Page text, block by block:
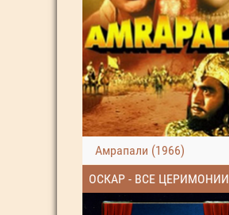
Амрапали (1966)
ОСКАР - ВСЕ ЦЕРИМОНИИ